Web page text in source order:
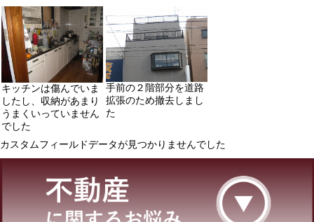
キッチンは傷んでいま
したし、収納があまり
うまくいっていません
でした
手前の２階部分を道路
拡張のため撤去しまし
た
カスタムフィールドデータが見つかりませんでした